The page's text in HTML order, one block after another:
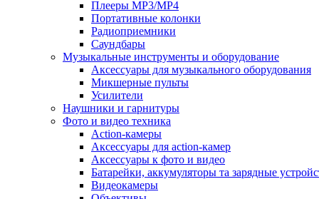
Плееры MP3/MP4
Портативные колонки
Радиоприемники
Саундбары
Музыкальные инструменты и оборудование
Аксессуары для музыкального оборудования
Микшерные пульты
Усилители
Наушники и гарнитуры
Фото и видео техника
Action-камеры
Аксессуары для action-камер
Аксессуары к фото и видео
Батарейки, аккумуляторы та зарядные
Видеокамеры